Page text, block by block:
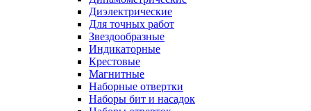
Диэлектрические
Для точных работ
Звездообразные
Индикаторные
Крестовые
Магнитные
Наборные отвертки
Наборы бит и насадок